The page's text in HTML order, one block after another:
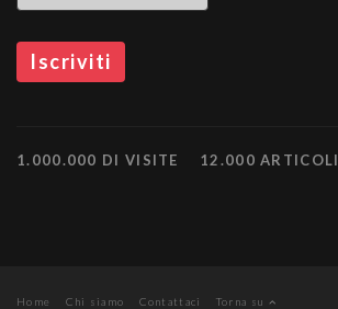
1.000.000 DI VISITE 12.000 ARTICOLI
Home Chi siamo Contattaci
Torna su